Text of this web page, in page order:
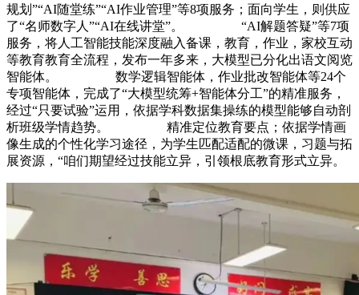
规划”“AI随堂练”“AI作业管理”等8项服务；面向学生，则供应
了“名师数字人”“AI在线讲堂”。 “AI解题答疑”等7项
服务，将人工智能技能深度融入备课，教育，作业，家校互动
等教育教育全流程，发布一年多来，大模型已分化出语文阅览
智能体。 数学逻辑智能体，作业批改智能体等24个
专项智能体，完成了“大模型统筹+智能体分工”的精准服务，
经过“只要试验”运用，依据学科数据集操练的模型能够自动剖
析班级学情趋势。 精准定位教育要点；依据学情画
像生成的个性化学习途径，为学生匹配适配的微课，习题与拓
展资源，“咱们期望经过技能立异，引领根底教育形式立异。